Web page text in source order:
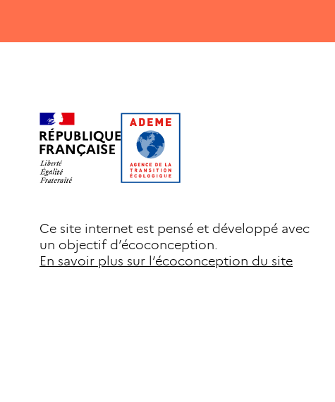
Ce site internet est pensé et développé avec
un objectif d’écoconception.
En savoir plus sur l’écoconception du site